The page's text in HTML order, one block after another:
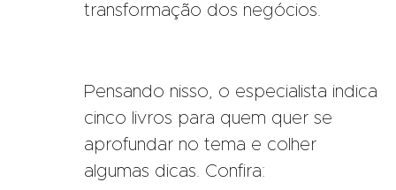
transformação dos negócios.
Pensando nisso, o especialista indica
cinco livros para quem quer se
aprofundar no tema e colher
algumas dicas. Confira: